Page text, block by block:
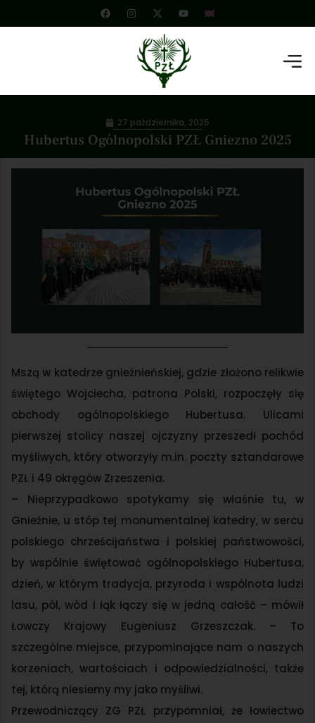
Hubertus Ogólnopolski PZŁ Gniezno 2025
27 października, 2025
Mszą w katedrze gnieźnieńskiej, gdzie złożono relikwie
świętego Wojciecha, patrona Polski, rozpoczęły się
obchody ogólnopolskiego Hubertusa. Ulicami
pierwszej stolicy naszej ojczyzny przeszedł pochód
myśliwych, który otworzyły m.in. poczty sztandarowe
PZŁ i 49 okręgów Zrzeszenia.
– Nieprzypadkowo spotykamy się właśnie tu, w
Gnieźnie, u stóp tej monumentalnej katedry, w sercu
polskiego chrześcijaństwa i polskiej państwowości,
by wspólnie świętować ogólnopolskiego Hubertusa,
dzień, w którym tradycja, przyroda i wspólnota ludzi
lasu, pól, wód i łąk łączy się w jedną całość – mówił
Łowczy Krajowy Eugeniusz Grzeszczak. – To
szczególne miejsce, przypominające nam o naszych
korzeniach, wartościach i odpowiedzialności, także
tej, którą niesiemy my jako myśliwi.
Przewodniczący ZG PZŁ przypomniał, że łowiectwo